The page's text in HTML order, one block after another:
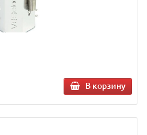
В корзину